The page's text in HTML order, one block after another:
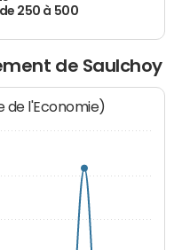
250 à 500
de Saulchoy
de l'Economie)